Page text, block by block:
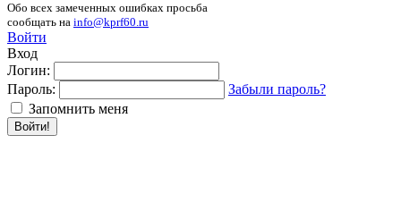
Обо всех замеченных ошибках просьба
сообщать на info@kprf60.ru
Войти
Вход
Логин:
Пароль:
Забыли пароль?
Запомнить меня